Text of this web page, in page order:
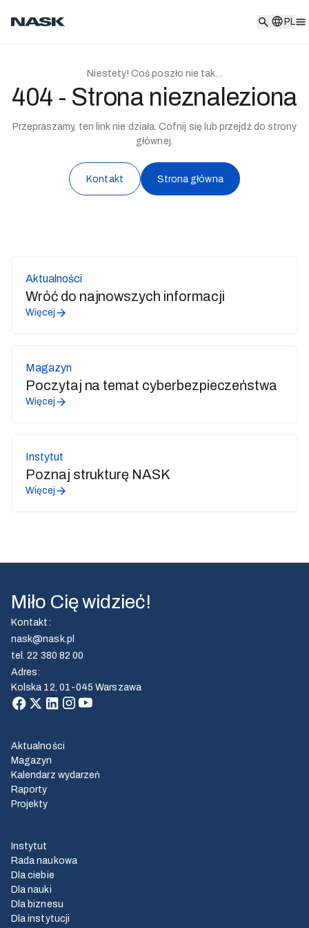
PL
Niestety! Coś poszło nie tak...
404 - Strona nieznaleziona
Przepraszamy, ten link nie działa. Cofnij się lub przejdź do strony
głównej.
Kontakt Strona główna
Aktualności
Wróć do najnowszych informacji
Więcej
Magazyn
Poczytaj na temat cyberbezpieczeństwa
Więcej
Instytut
Poznaj strukturę NASK
Więcej
Miło Cię widzieć!
Kontakt :
nask@nask.pl
tel.22 380 82 00
Adres:
Kolska 12, 01-045 Warszawa
Aktualności
Magazyn
Kalendarz wydarzeń
Raporty
Projekty
Instytut
Rada naukowa
Dla ciebie
Dla nauki
Dla biznesu
Dla instytucji